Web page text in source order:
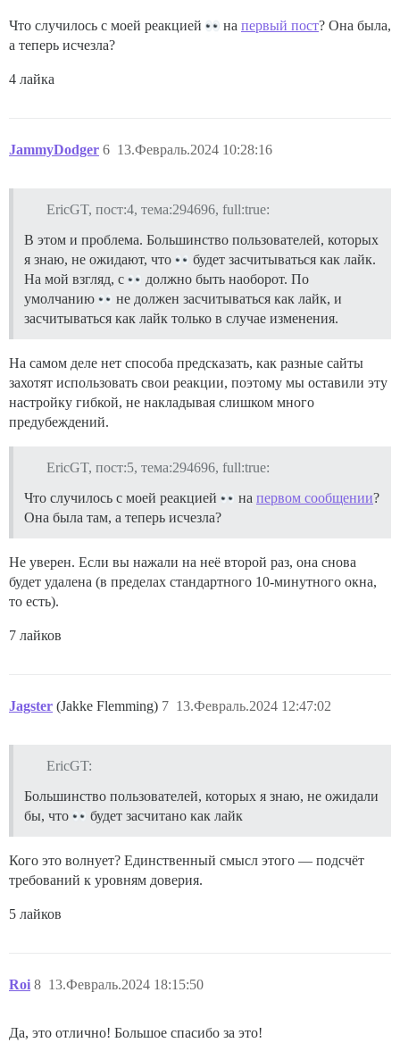
Что случилось с моей реакцией на первый пост? Она была,
а теперь исчезла?
4 лайка
JammyDodger 13.Февраль.2024 10:28:16
6
EricGT, пост:4, тема:294696, full:true:
В этом и проблема. Большинство пользователей, которых
я знаю, не ожидают, что
будет засчитываться как лайк.
На мой взгляд, с
должно быть наоборот. По
умолчанию
не должен засчитываться как лайк, и
засчитываться как лайк только в случае изменения.
На самом деле нет способа предсказать, как разные сайты
захотят использовать свои реакции, поэтому мы оставили эту
настройку гибкой, не накладывая слишком много
предубеждений.
EricGT, пост:5, тема:294696, full:true:
Что случилось с моей реакцией
на первом сообщении?
Она была там, а теперь исчезла?
Не уверен. Если вы нажали на неё второй раз, она снова
будет удалена (в пределах стандартного 10-минутного окна,
то есть).
7 лайков
Jagster (Jakke Flemming) 13.Февраль.2024 12:47:02
7
EricGT:
Большинство пользователей, которых я знаю, не ожидали
бы, что
будет засчитано как лайк
Кого это волнует? Единственный смысл этого — подсчёт
требований к уровням доверия.
5 лайков
Roi 13.Февраль.2024 18:15:50
8
Да, это отлично! Большое спасибо за это!